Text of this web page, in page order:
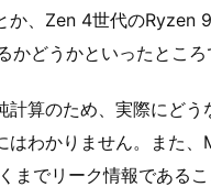
か、Zen 4世代のRyzen
どうかといったところ
計算のため、実際にどう
はわかりません。また、
までリーク情報であるこ